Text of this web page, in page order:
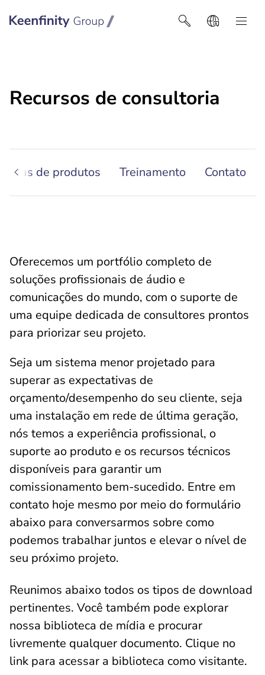
Keenfinity Group I Latin America
Recursos de consultoria
de produtos Treinamento Contato
Oferecemos um portfólio completo de
soluções profissionais de áudio e
comunicações do mundo, com o suporte de
uma equipe dedicada de consultores prontos
para priorizar seu projeto.
Seja um sistema menor projetado para
superar as expectativas de
orçamento/desempenho do seu cliente, seja
uma instalação em rede de última geração,
nós temos a experiência profissional, o
suporte ao produto e os recursos técnicos
disponíveis para garantir um
comissionamento bem-sucedido. Entre em
contato hoje mesmo por meio do formulário
abaixo para conversarmos sobre como
podemos trabalhar juntos e elevar o nível de
seu próximo projeto.
Reunimos abaixo todos os tipos de download
pertinentes. Você também pode explorar
nossa biblioteca de mídia e procurar
livremente qualquer documento. Clique no
link para acessar a biblioteca como visitante.